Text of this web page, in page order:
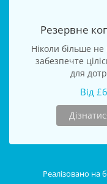
Резервне
Ніколи більше
забезпечте
для
Від
Реалізовано на